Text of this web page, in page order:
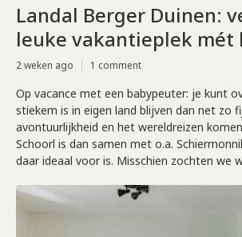
Landal Berger Duinen:
leuke vakantieplek mét
2 weken ago 1 comment
Op vacance met een babypeuter: je kunt
stiekem is in eigen land blijven dan net zo
avontuurlijkheid en het wereldreizen
Schoorl is dan samen met o.a.
daar ideaal voor is. Misschien zochten we